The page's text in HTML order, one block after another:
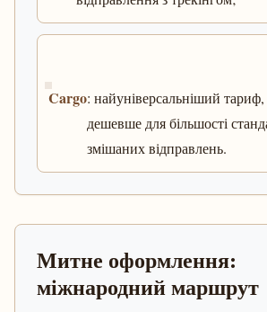
Cargo: найуніверсальніший тариф,
дешевше для більшості
змішаних відправлень.
Митне оформлення:
міжнародний маршрут